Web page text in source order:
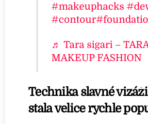
#makeuphacks
#contour
♬ Tara sigari –
MAKEUP FASHION
Technika slavné
stala velice rychle